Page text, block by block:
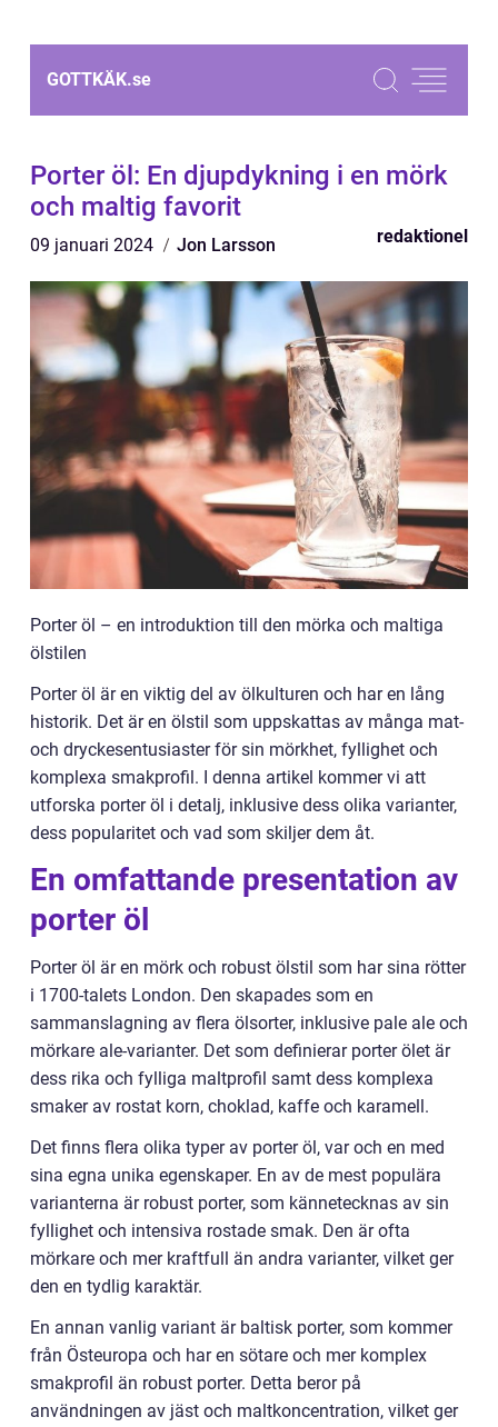
GOTTKÄK.se
Porter öl: En djupdykning i en mörk
och maltig favorit
09 januari 2024 Jon Larsson redaktionel
Porter öl – en introduktion till den mörka och maltiga
ölstilen
Porter öl är en viktig del av ölkulturen och har en lång
historik. Det är en ölstil som uppskattas av många mat-
och dryckesentusiaster för sin mörkhet, fyllighet och
komplexa smakprofil. I denna artikel kommer vi att
utforska porter öl i detalj, inklusive dess olika varianter,
dess popularitet och vad som skiljer dem åt.
En omfattande presentation av
porter öl
Porter öl är en mörk och robust ölstil som har sina rötter
i 1700-talets London. Den skapades som en
sammanslagning av flera ölsorter, inklusive pale ale och
mörkare ale-varianter. Det som definierar porter ölet är
dess rika och fylliga maltprofil samt dess komplexa
smaker av rostat korn, choklad, kaffe och karamell.
Det finns flera olika typer av porter öl, var och en med
sina egna unika egenskaper. En av de mest populära
varianterna är robust porter, som kännetecknas av sin
fyllighet och intensiva rostade smak. Den är ofta
mörkare och mer kraftfull än andra varianter, vilket ger
den en tydlig karaktär.
En annan vanlig variant är baltisk porter, som kommer
från Östeuropa och har en sötare och mer komplex
smakprofil än robust porter. Detta beror på
användningen av jäst och maltkoncentration, vilket ger